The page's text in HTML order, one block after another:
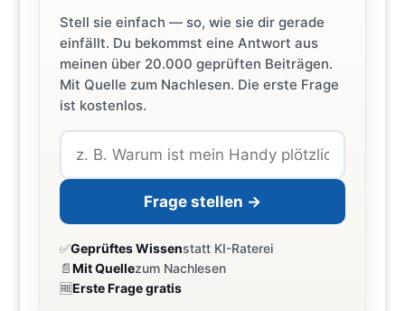
Stell sie einfach — so, wie sie dir gerade
einfällt. Du bekommst eine Antwort aus
meinen über 20.000 geprüften Beiträgen.
Mit Quelle zum Nachlesen. Die erste Frage
ist kostenlos.
Frage stellen →
✅Geprüftes Wissenstatt KI-Raterei
📄Mit Quellezum Nachlesen
🆓Erste Frage gratis